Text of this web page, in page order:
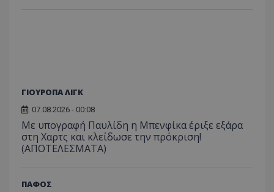
ΓΙΟΥΡΟΠΑ ΛΙΓΚ
07.08.2026 - 00:08
Με υπογραφή Παυλίδη η Μπενφίκα έριξε εξάρα
στη Χαρτς και κλείδωσε την πρόκριση!
(ΑΠΟΤΕΛΕΣΜΑΤΑ)
ΠΑΦΟΣ